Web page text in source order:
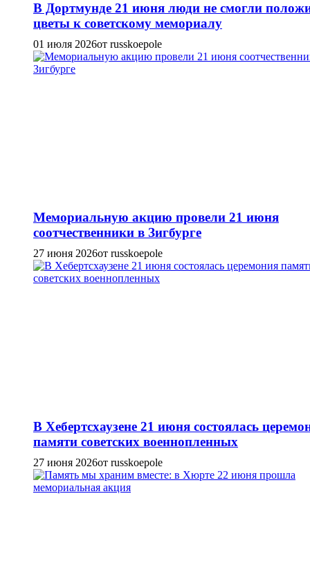
В Дортмунде 21 июня люди не смогли
цветы к советскому мемориалу
01 июля 2026от russkoepole
Мемориальную акцию провели 21 июня
соотчественники в Зигбурге
27 июня 2026от russkoepole
В Хебертсхаузене 21 июня состоялась
памяти советских военнопленных
27 июня 2026от russkoepole